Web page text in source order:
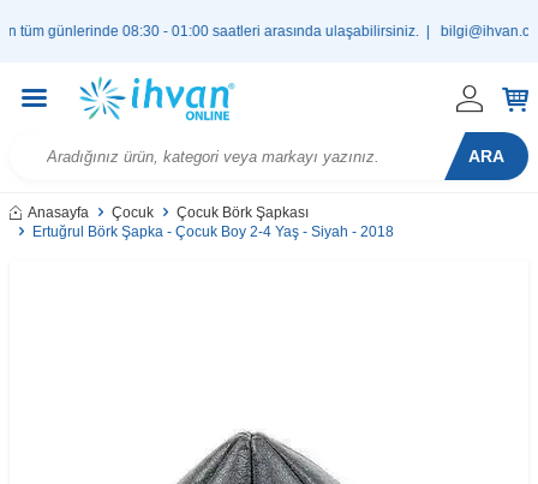
günlerinde 08:30 - 01:00 saatleri arasında ulaşabilirsiniz. |
ARA
Anasayfa Çocuk
Çocuk Börk Şapkası
Ertuğrul Börk Şapka - Çocuk Boy 2-4 Yaş - Siyah - 2018